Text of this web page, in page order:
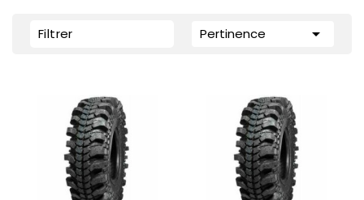
Filtrer Pertinence 